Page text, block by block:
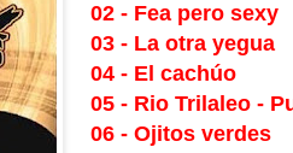
02 - Fea pero sexy
03 - La otra yegua
04 - El cachúo
05 - Rio Trilaleo -
06 - Ojitos verdes